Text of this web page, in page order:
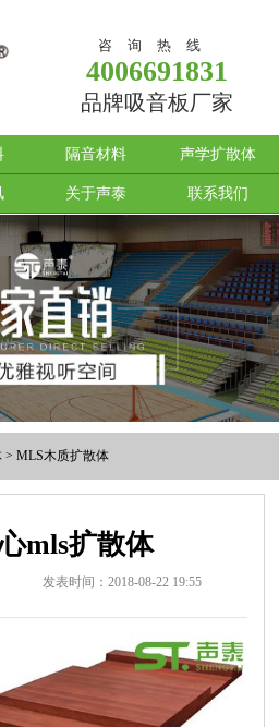
咨询热线
4006691831
品牌吸音板厂家
隔音材料 声学扩散体
关于声泰 联系我们
> MLS木质扩散体
mls扩散体
发表时间：2018-08-22 19:55